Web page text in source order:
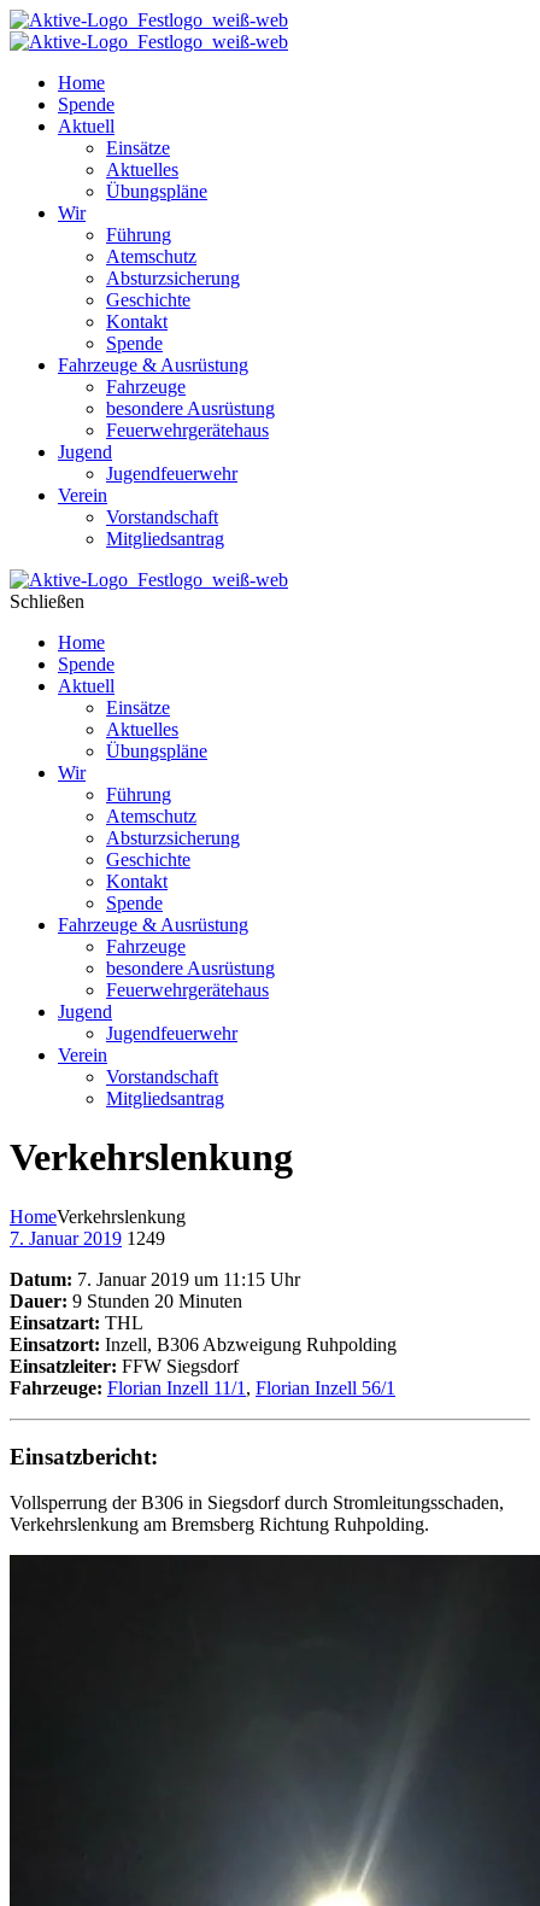
Home
Spende
Aktuell
Einsätze
Aktuelles
Übungspläne
Wir
Führung
Atemschutz
Absturzsicherung
Geschichte
Kontakt
Spende
Fahrzeuge & Ausrüstung
Fahrzeuge
besondere Ausrüstung
Feuerwehrgerätehaus
Jugend
Jugendfeuerwehr
Verein
Vorstandschaft
Mitgliedsantrag
Schließen
Home
Spende
Aktuell
Einsätze
Aktuelles
Übungspläne
Wir
Führung
Atemschutz
Absturzsicherung
Geschichte
Kontakt
Spende
Fahrzeuge & Ausrüstung
Fahrzeuge
besondere Ausrüstung
Feuerwehrgerätehaus
Jugend
Jugendfeuerwehr
Verein
Vorstandschaft
Mitgliedsantrag
Verkehrslenkung
HomeVerkehrslenkung
7. Januar 2019 1249
Datum: 7. Januar 2019 um 11:15 Uhr
Dauer: 9 Stunden 20 Minuten
Einsatzart: THL
Einsatzort: Inzell, B306 Abzweigung Ruhpolding
Einsatzleiter: FFW Siegsdorf
Fahrzeuge: Florian Inzell 11/1 , Florian Inzell 56/1
Einsatzbericht:
Vollsperrung der B306 in Siegsdorf durch Stromleitungsschaden,
Verkehrslenkung am Bremsberg Richtung Ruhpolding.